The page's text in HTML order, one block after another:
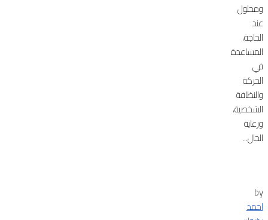
ومحلول
عند
الحاجة،
المساعدة
في
الحركة
والنظافة
الشخصية،
ورعاية
الحال...
by
احمد